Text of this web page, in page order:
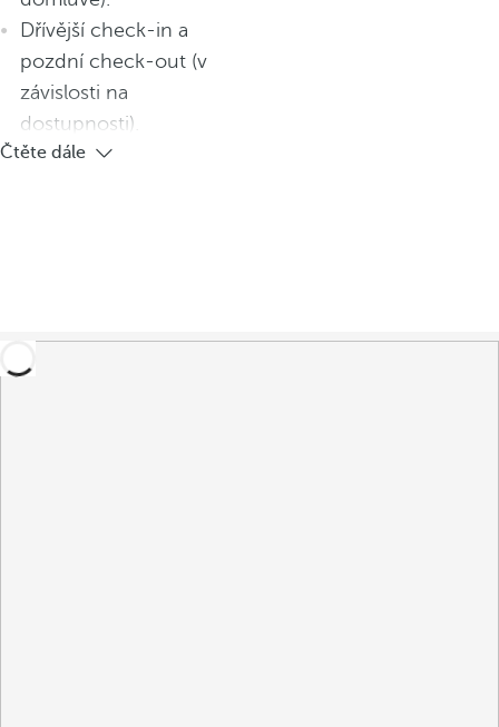
Dřívější check-in a
pozdní check-out (v
závislosti na
dostupnosti).
Čtěte dále